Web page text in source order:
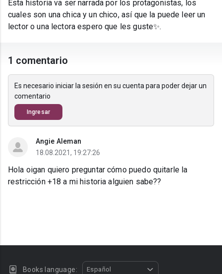
Esta historia va ser narrada por los protagonistas, los
cuales son una chica y un chico, así que la puede leer un
lector o una lectora espero que les guste✨.
1 comentario
Es necesario iniciar la sesión en su cuenta para poder dejar un
comentario
Ingresar
Angie Aleman
18.08.2021, 19:27:26
Hola oigan quiero preguntar cómo puedo quitarle la
restricción +18 a mi historia alguien sabe??
Books language: Español